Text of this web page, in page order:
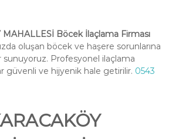
Böcek İlaçlama Firması
oluşan böcek ve haşere sorunlarına
sunuyoruz. Profesyonel ilaçlama
güvenli ve hijyenik hale getirilir. 0543